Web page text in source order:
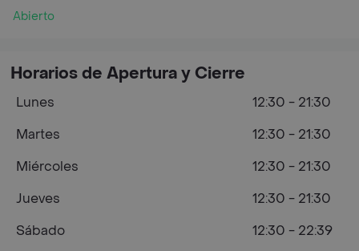
Abierto
Horarios de Apertura y Cierre
Lunes
12:30 - 21:30
Martes
12:30 - 21:30
Miércoles
12:30 - 21:30
Jueves
12:30 - 21:30
Sábado
12:30 - 22:39